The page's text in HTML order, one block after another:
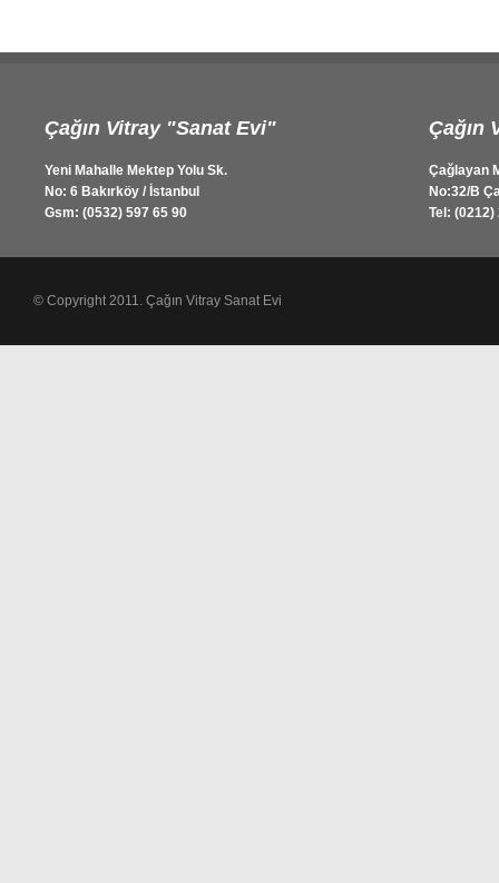
Çağın Vitray "Sanat Evi"
Yeni Mahalle Mektep Yolu Sk.
No: 6 Bakırköy / İstanbul
Gsm: (0532) 597 65 90
Çağın
Çağlayan
No:32/B
Tel: (0212)
© Copyright 2011. Çağın Vitray Sanat Evi